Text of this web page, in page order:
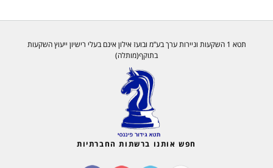
תטא 1 השקעות וניירות ערך בע”מ ובועז אילון אינם בעלי רישיון ייעוץ השקעות
בתוקף(מותלה)
חפש אותנו ברשתות החברתיות